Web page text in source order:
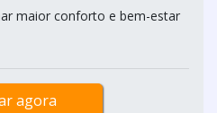
maior conforto e bem-estar
agora